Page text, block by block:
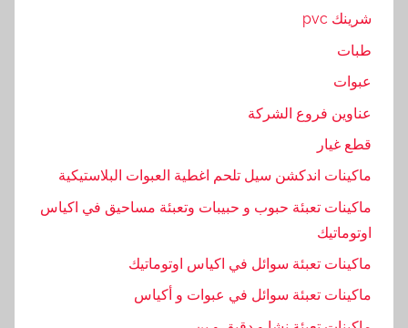
ا
ب
ة
ل
غ
ط
ء
,
شرينك pvc
طبات
عبوات
عناوين فروع الشركة
قطع غيار
ماكينات اندكشن سيل تلحم اغطية العبوات البلاستيكية
ماكينات تعبئة حبوب و حبيبات وتعبئة مساحيق في اكياس
اوتوماتيك
ماكينات تعبئة سوائل في اكياس اوتوماتيك
ماكينات تعبئة سوائل في عبوات و أكياس